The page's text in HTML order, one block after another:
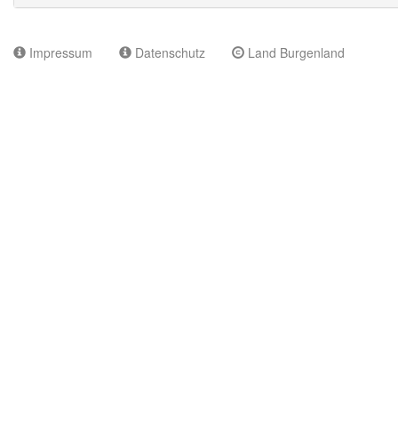
Impressum Datenschutz Land Burgenland